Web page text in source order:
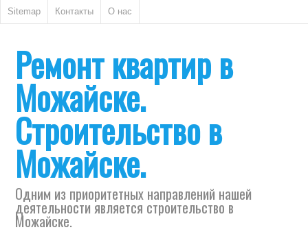
Sitemap Контакты О нас
Ремонт квартир в
Можайске.
Строительство в
Можайске.
Одним из приоритетных направлений нашей
деятельности является строительство в
Можайске.